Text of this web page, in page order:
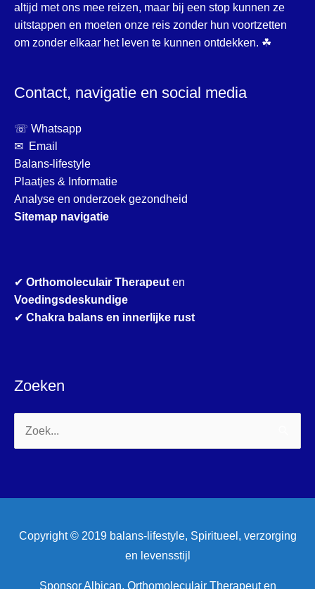
altijd met ons mee reizen, maar bij een stop kunnen ze
uitstappen en moeten onze reis zonder hun voortzetten
om zonder elkaar het leven te kunnen ontdekken. ☘
Contact, navigatie en social media
☏ Whatsapp
✉ Email
Balans-lifestyle
Plaatjes & Informatie
Analyse en onderzoek gezondheid
Sitemap navigatie
✔ Orthomoleculair Therapeuten
Voedingsdeskundige
✔ Chakra balans en innerlijke rust
Zoeken
Zoek
naar:
Copyright © 2019 balans-lifestyle, Spiritueel, verzorging
en levensstijl
Sponsor Albican, Orthomoleculair Therapeut en